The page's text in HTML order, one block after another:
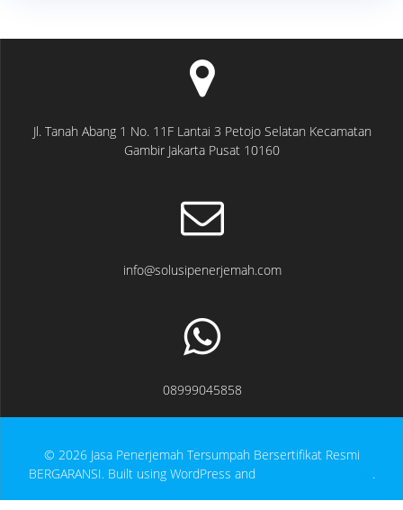
Jl. Tanah Abang 1 No. 11F Lantai 3 Petojo Selatan Kecamatan
Gambir Jakarta Pusat 10160
info@solusipenerjemah.com
08999045858
© 2026 Jasa Penerjemah Tersumpah Bersertifikat Resmi
BERGARANSI. Built using WordPress and
.